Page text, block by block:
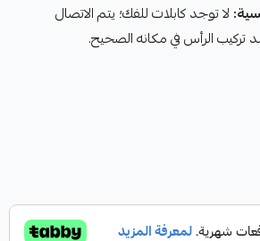
لا توجد كابلات للفك؛ يتم الاتصال
تركيب الرأس في مكانه الصحيح.